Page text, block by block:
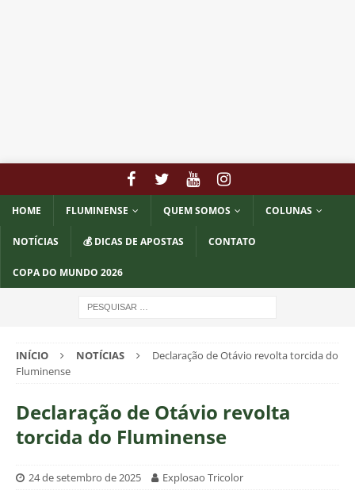
HOME FLUMINENSE QUEM SOMOS COLUNAS
NOTÍCIAS 💰 DICAS DE APOSTAS CONTATO
COPA DO MUNDO 2026
INÍCIO NOTÍCIAS
Declaração de Otávio revolta torcida do
Fluminense
Declaração de Otávio revolta
torcida do Fluminense
24 de setembro de 2025 Explosao Tricolor